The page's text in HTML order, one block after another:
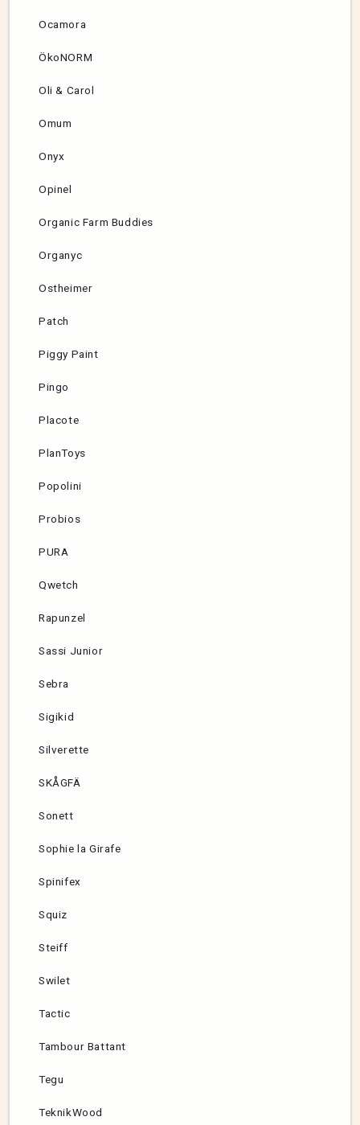
Ocamora
ÖkoNORM
Oli & Carol
Omum
Onyx
Opinel
Organic Farm Buddies
Organyc
Ostheimer
Patch
Piggy Paint
Pingo
Placote
PlanToys
Popolini
Probios
PURA
Qwetch
Rapunzel
Sassi Junior
Sebra
Sigikid
Silverette
SKÅGFÄ
Sonett
Sophie la Girafe
Spinifex
Squiz
Steiff
Swilet
Tactic
Tambour Battant
Tegu
TeknikWood